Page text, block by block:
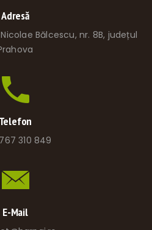
Adresă
Bălcescu, nr. 8B, județul
Telefon
310 849
E-Mail